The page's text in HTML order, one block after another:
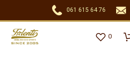
061 615 64 76
0